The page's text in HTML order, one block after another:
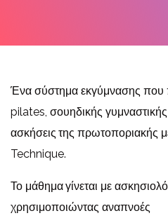
Ένα σύστημα εκγύμνασης που
pilates, σουηδικής
ασκήσεις της πρωτοποριακής
Technique.
Το μάθημαγίνεται με
χρησιμοποιώντας αναπνοές